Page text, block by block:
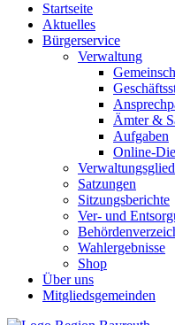
Startseite
Aktuelles
Bürgerservice
Verwaltung
Ämter &
Aufgaben
Online-
Satzungen
Sitzungsberichte
Ver- und
Wahlergebnisse
Shop
Über uns
Mitgliedsgemeinden